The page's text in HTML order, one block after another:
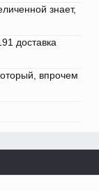
знает,
доставка
впрочем